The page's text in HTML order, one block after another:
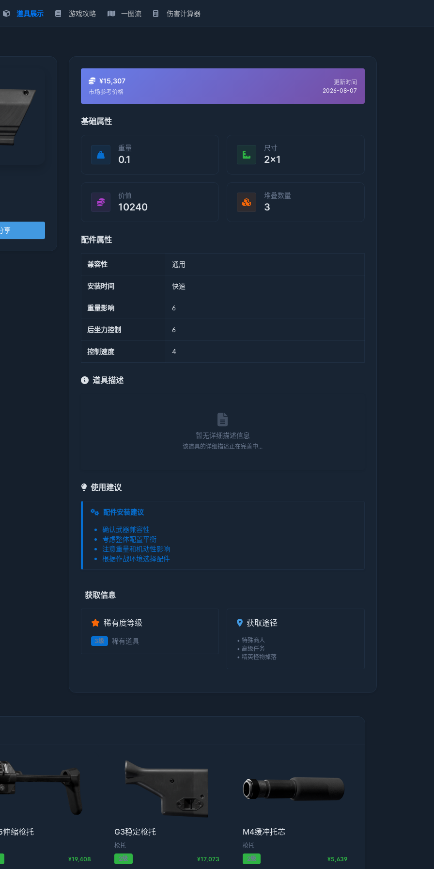
道具展示 游戏攻略 一图流 伤害计算器
享
¥15,307
市场参考价格
更新时间
2026-08-07
基础属性
重量
0.1
尺寸
2×1
价值
10240
堆叠数量
3
配件属性
兼容性 通用
安装时间 快速
重量影响 6
后坐力控制 6
控制速度 4
道具描述
暂无详细描述信息
该道具的详细描述正在完善中...
使用建议
配件安装建议
确认武器兼容性
考虑整体配置平衡
注意重量和机动性影响
根据作战环境选择配件
获取信息
稀有度等级
3级 稀有道具
获取途径
• 特殊商人
• 高级任务
• 精英怪物掉落
伸缩枪托
¥19,408
G3稳定枪托
枪托
2级
¥17,073
M4缓冲托芯
枪托
2级
¥5,639